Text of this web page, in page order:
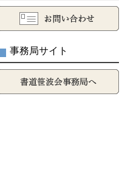
事務局サイト